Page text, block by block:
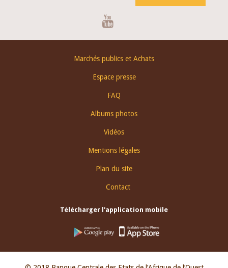
Marchés publics et Achats
Espace presse
FAQ
Albums photos
Vidéos
Mentions légales
Plan du site
Contact
Télécharger l'application mobile